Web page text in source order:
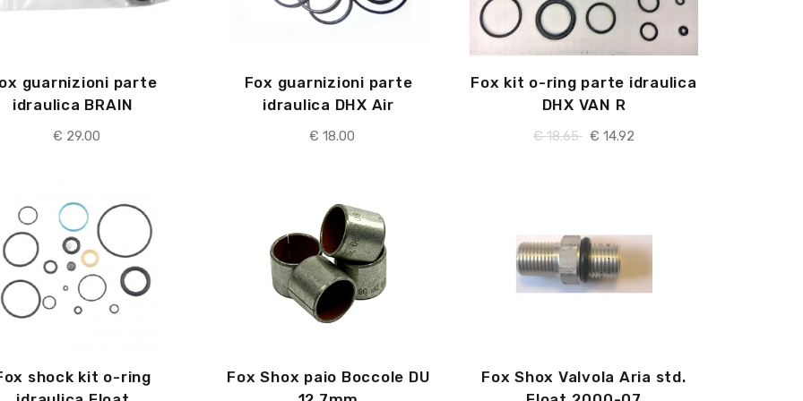
guarnizioni parte
idraulica BRAIN
€ 29.00
Fox guarnizioni parte
idraulica DHX Air
€ 18.00
Fox kit o-ring parte idraulica
DHX VAN R
€ 18.65 € 14.92
shock kit o-ring
Fox Shox paio Boccole DU
Fox Shox Valvola Aria std.